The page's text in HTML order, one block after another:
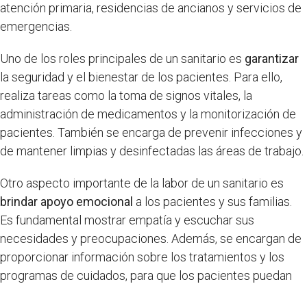
atención primaria, residencias de ancianos y servicios de
emergencias.
Uno de los roles principales de un sanitario es garantizar
la seguridad y el bienestar de los pacientes. Para ello,
realiza tareas como la toma de signos vitales, la
administración de medicamentos y la monitorización de
pacientes. También se encarga de prevenir infecciones y
de mantener limpias y desinfectadas las áreas de trabajo.
Otro aspecto importante de la labor de un sanitario es
brindar apoyo emocional a los pacientes y sus familias.
Es fundamental mostrar empatía y escuchar sus
necesidades y preocupaciones. Además, se encargan de
proporcionar información sobre los tratamientos y los
programas de cuidados, para que los pacientes puedan